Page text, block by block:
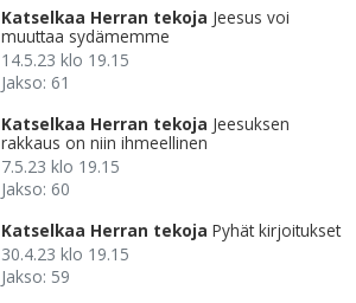
Katselkaa Herran tekoja Jeesus voi
muuttaa sydämemme
14.5.23 klo 19.15
Jakso: 61
Katselkaa Herran tekoja Jeesuksen
rakkaus on niin ihmeellinen
7.5.23 klo 19.15
Jakso: 60
Katselkaa Herran tekoja Pyhät kirjoitukset
30.4.23 klo 19.15
Jakso: 59